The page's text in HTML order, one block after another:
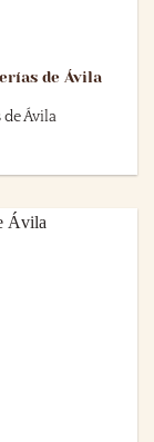
de Ávila
Ávila